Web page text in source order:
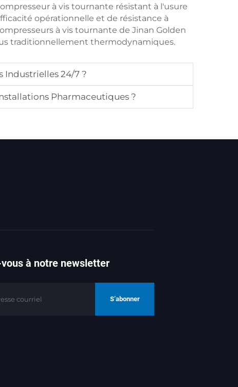
à vis tournante résistant à l'usure
opérationnelle et de résistance à
à vis tournante de Jinan Golden
traditionnellement thermodynamiques.
Industrielles 24/7 ?
Pharmaceutiques ?
à notre newsletter
S’abonner